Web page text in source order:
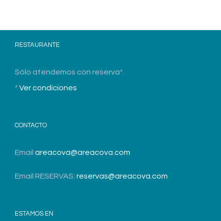
RESTAURANTE
Sólo atendemos con reserva*.
* Ver condiciones
CONTACTO
Email areacova@areacova.com
Email RESERVAS: reservas@areacova.com
ESTAMOS EN